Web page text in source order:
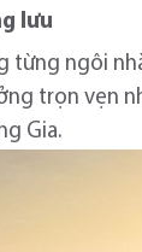
lưu
từng ngôi
trọn vẹn
Gia.